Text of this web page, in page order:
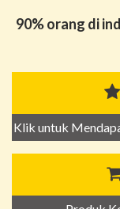
90% orang di
Klik untuk